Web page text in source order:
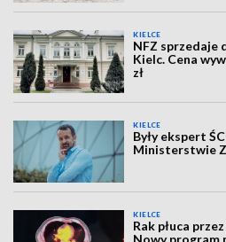
KIELCE
NFZ sprzedaje
Kielc. Cena
zł
KIELCE
Były ekspert
Ministerstwie
KIELCE
Rak płuca